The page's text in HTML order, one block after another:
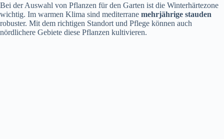
Bei der Auswahl von Pflanzen für den Garten ist die Winterhärtezone
wichtig. Im warmen Klima sind mediterrane mehrjährige stauden
robuster. Mit dem richtigen Standort und Pflege können auch
nördlichere Gebiete diese Pflanzen kultivieren.